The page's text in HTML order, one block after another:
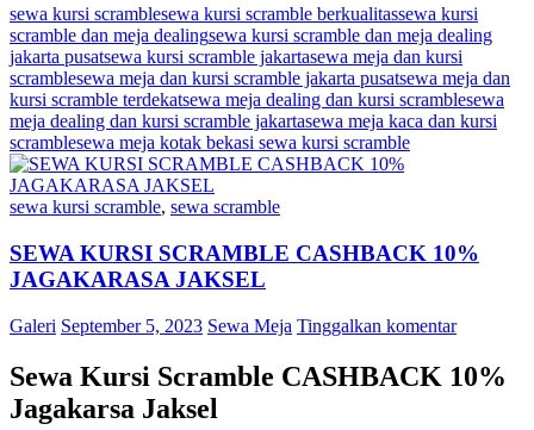
sewa kursi scramblesewa kursi scramble berkualitassewa kursi
scramble dan meja dealingsewa kursi scramble dan meja dealing
jakarta pusatsewa kursi scramble jakartasewa meja dan kursi
scramblesewa meja dan kursi scramble jakarta pusatsewa meja dan
kursi scramble terdekatsewa meja dealing dan kursi scramblesewa
meja dealing dan kursi scramble jakartasewa meja kaca dan kursi
scramblesewa meja kotak bekasi sewa kursi scramble
sewa kursi scramble, sewa scramble
SEWA KURSI SCRAMBLE CASHBACK 10%
JAGAKARASA JAKSEL
Galeri September 5, 2023 Sewa Meja Tinggalkan komentar
Sewa Kursi Scramble CASHBACK 10%
Jagakarsa Jaksel